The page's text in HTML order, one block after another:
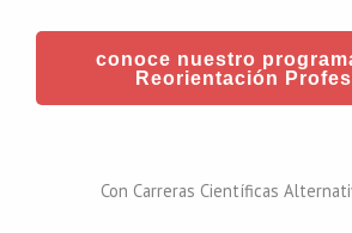
conoce nuestro
Reorientación
Con Carreras Científicas